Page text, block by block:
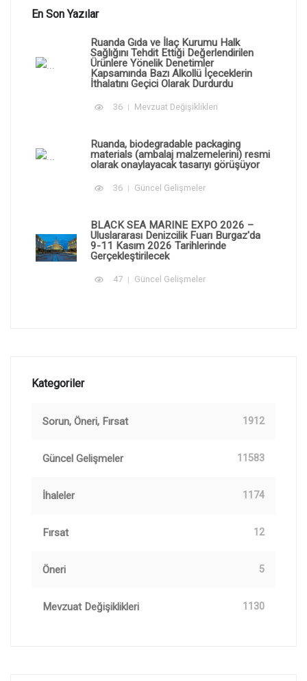
En Son Yazılar
Ruanda Gıda ve İlaç Kurumu Halk
Sağlığını Tehdit Ettiği Değerlendirilen
Ürünlere Yönelik Denetimler
Kapsamında Bazı Alkollü İçeceklerin
İthalatını Geçici Olarak Durdurdu
36 Mevzuat Değişiklikleri
Ruanda, biodegradable packaging
materials (ambalaj malzemelerini) resmi
olarak onaylayacak tasarıyı görüşüyor
36 Güncel Gelişmeler
BLACK SEA MARINE EXPO 2026 –
Uluslararası Denizcilik Fuarı Burgaz'da
9-11 Kasım 2026 Tarihlerinde
Gerçekleştirilecek
47 Güncel Gelişmeler
Kategoriler
Sorun, Öneri, Fırsat 1912
Güncel Gelişmeler 11583
İhaleler 1174
Fırsat 12
Öneri 5
Mevzuat Değişiklikleri 1130